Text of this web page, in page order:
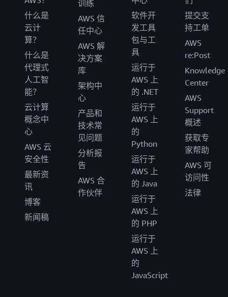
什么是
云计
算？
什么是
代理式
人工智
能？
云计算
概念中
心
AWS 云
安全性
最新资
讯
博客
新闻稿
训练
AWS 信
任中心
AWS 解
决方案
库
架构中
心
产品和
技术常
见问题
分析报
告
AWS 合
作伙伴
软件开
发工具
包与工
具
运行于
AWS 上
的 .NET
运行于
AWS 上
的
Python
运行于
AWS 上
的 Java
运行于
AWS 上
的 PHP
运行于
AWS 上
的
JavaScript
提交支
持工单
AWS
re:Post
Knowledge
Center
AWS
Support
概述
获取专
家帮助
AWS 可
访问性
法律